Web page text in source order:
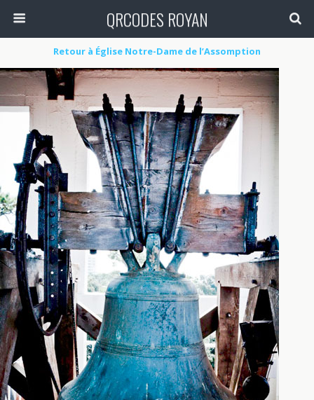
QRCODES ROYAN
Retour à Église Notre-Dame de l’Assomption